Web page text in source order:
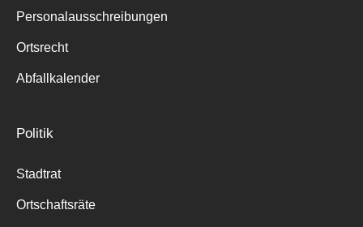
Personalausschreibungen
Ortsrecht
Abfallkalender
Politik
Stadtrat
Ortschaftsräte